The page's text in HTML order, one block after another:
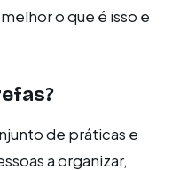
o que é isso e
de práticas e
a organizar,